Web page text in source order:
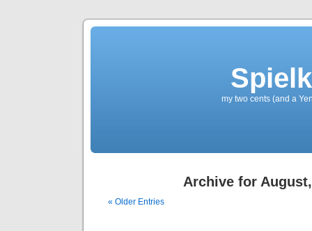
my two cents (and a
Archive for
« Older Entries